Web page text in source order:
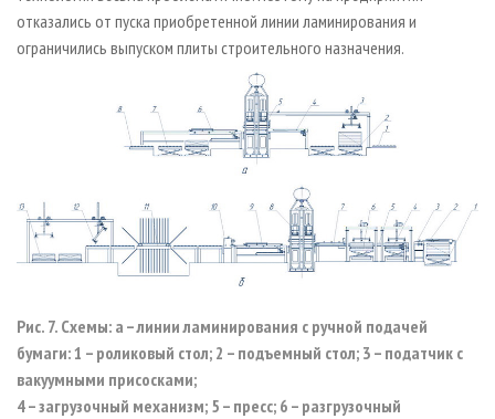
отказались от пуска приобретенной линии ламинирования и
ограничились выпуском плиты строительного назначения.
Рис. 7. Схемы: а – линии ламинирования с ручной подачей
бумаги: 1 – роликовый стол; 2 – подъемный стол; 3 – податчик с
вакуумными присосками;
4 – загрузочный механизм; 5 – пресс; 6 – разгрузочный